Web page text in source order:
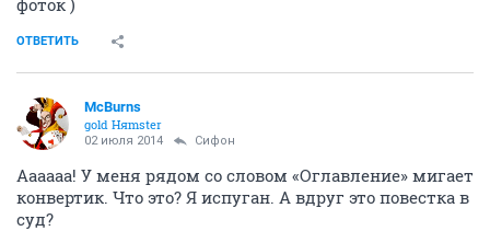
фоток )
ОТВЕТИТЬ
McBurns
gold Няmster
02 июля 2014 Сифон
Аааааа! У меня рядом со словом «Оглавление» мигает
конвертик. Что это? Я испуган. А вдруг это повестка в
суд?